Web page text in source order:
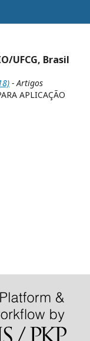
UFCG, Brasil
- Artigos
APLICAÇÃO